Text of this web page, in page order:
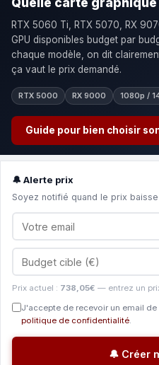
RTX 5060 Ti, RTX 5070, RX
GPU disponibles budget par
chaque modèle, on dit
ça vaut le prix demandé.
RTX 5000 RX 9000 1080p /
Guide pour bien choisir
🔔 Alerte prix
Soyez notifié quand le prix baisse
Prix actuel : 738,05€ — entrez un
J'accepte de recevoir un email
politique de confidentialité.
🔔 Créer